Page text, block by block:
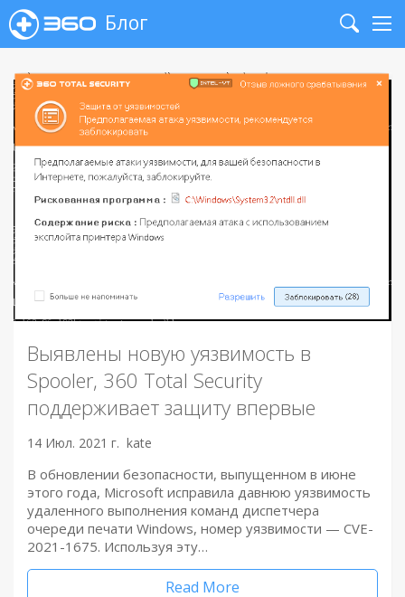
Блог
Search
Выявлены новую уязвимость в
Spooler, 360 Total Security
поддерживает защиту впервые
14 Июл. 2021 г. kate
В обновлении безопасности, выпущенном в июне
этого года, Microsoft исправила давнюю уязвимость
удаленного выполнения команд диспетчера
очереди печати Windows, номер уязвимости — CVE-
2021-1675. Используя эту…
Read More